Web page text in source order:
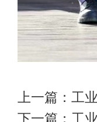
上一篇： 工
下一篇： 工